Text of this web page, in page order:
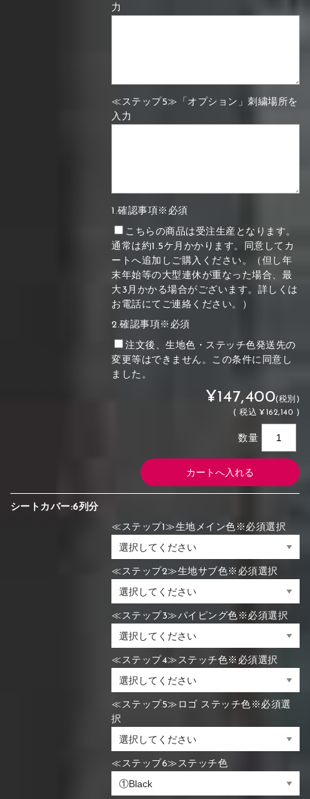
力
≪ステップ5≫「オプション」刺繍場所を
入力
1.確認事項※必須
こちらの商品は受注生産となります。
通常は約1.5ケ月かかります。同意してカ
ートへ追加しご購入ください。（但し年
末年始等の大型連休が重なった場合、最
大3月かかる場合がございます。詳しくは
お電話にてご連絡ください。）
2.確認事項※必須
注文後、生地色・ステッチ色発送先の
変更等はできません。この条件に同意し
ました。
¥147,400(税別)
(税込 ¥162,140 )
数量
シートカバー:6列分
≪ステップ1≫生地メイン色※必須選択
≪ステップ2≫生地サブ色※必須選択
≪ステップ3≫パイピング色※必須選択
≪ステップ4≫ステッチ色※必須選択
≪ステップ5≫ロゴ ステッチ色※必須選
択
≪ステップ6≫ステッチ色